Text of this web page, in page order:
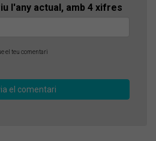
l'any actual, amb 4 xifres
el teu comentari